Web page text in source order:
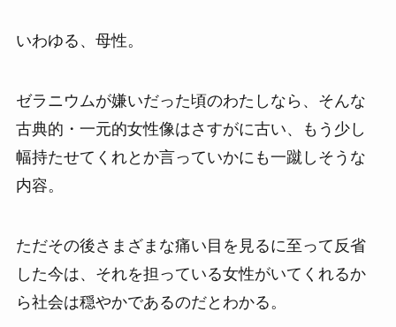
いわゆる、母性。
ゼラニウムが嫌いだった頃のわたしなら、そんな
古典的・一元的女性像はさすがに古い、もう少し
幅持たせてくれとか言っていかにも一蹴しそうな
内容。
ただその後さまざまな痛い目を見るに至って反省
した今は、それを担っている女性がいてくれるか
ら社会は穏やかであるのだとわかる。